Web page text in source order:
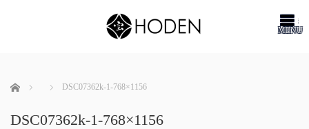
ホーム DSC07362k-1-768×1156
DSC07362k-1-768×1156